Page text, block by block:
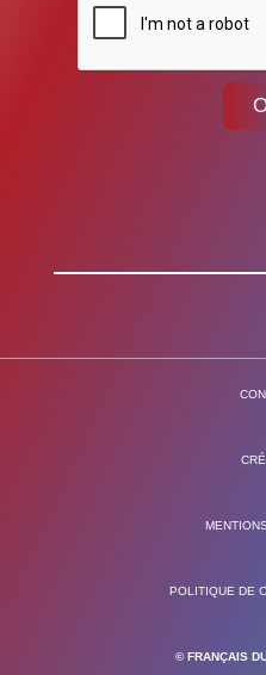
POLITIQUE DE
© FRANÇAIS